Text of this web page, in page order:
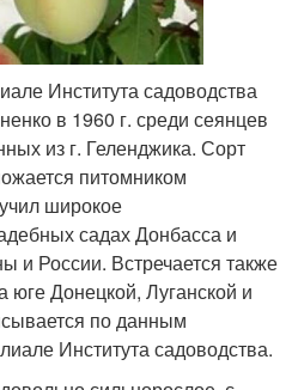
Института садоводства
в 1960 г. среди сеянцев
из г. Геленджика. Сорт
питомником
широкое
садах Донбасса и
и России. Встречается также
Донецкой, Луганской и
по данным
Института садоводства.